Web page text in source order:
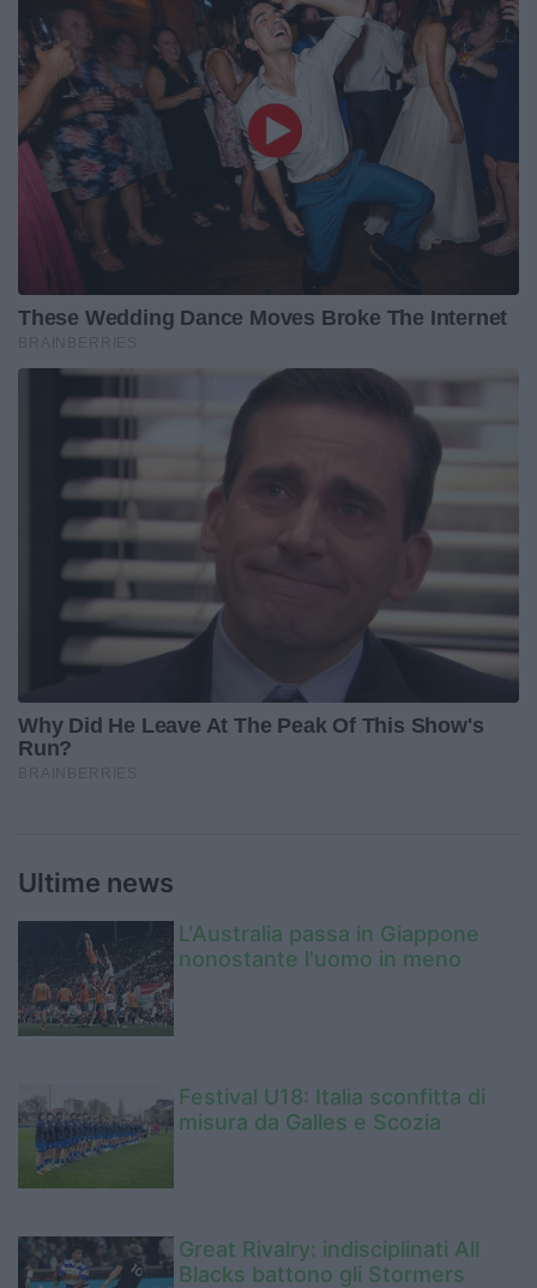
Ultime news
L'Australia passa in Giappone
nonostante l'uomo in meno
Festival U18: Italia sconfitta di
misura da Galles e Scozia
Great Rivalry: indisciplinati All
Blacks battono gli Stormers